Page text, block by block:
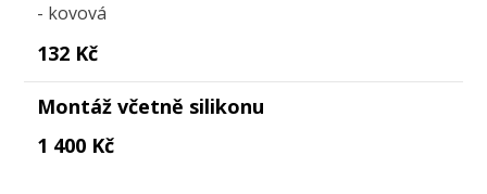
- kovová
132 Kč
Montáž včetně silikonu
1 400 Kč